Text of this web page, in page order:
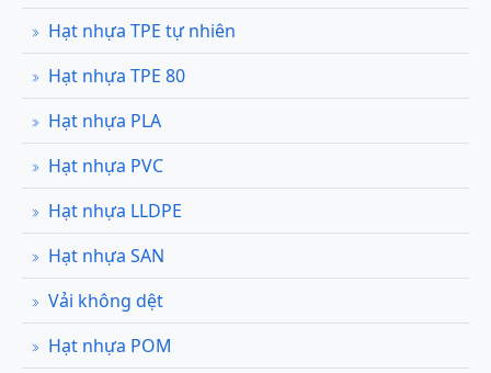
Hạt nhựa TPE tự nhiên
Hạt nhựa TPE 80
Hạt nhựa PLA
Hạt nhựa PVC
Hạt nhựa LLDPE
Hạt nhựa SAN
Vải không dệt
Hạt nhựa POM